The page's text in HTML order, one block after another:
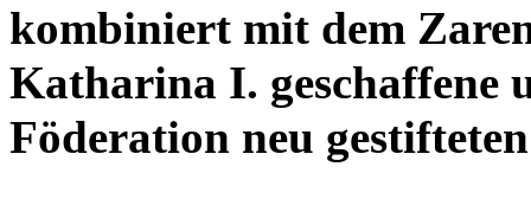
kombiniert mit dem
Katharina I. geschaffene
Föderation neu